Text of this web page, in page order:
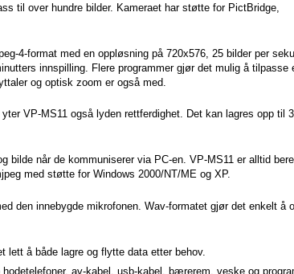
til over hundre bilder. Kameraet har støtte for PictBridge,
4-format med en oppløsning på 720x576, 25 bilder per
innspilling. Flere programmer gjør det mulig å tilpasse
og optisk zoom er også med.
VP-MS11 også lyden rettferdighet. Det kan lagres opp til
bilde når de kommuniserer via PC-en. VP-MS11 er alltid
med støtte for Windows 2000/NT/ME og XP.
den innebygde mikrofonen. Wav-formatet gjør det enkelt å
lett å både lagre og flytte data etter behov.
av-kabel, usb-kabel, bærerem, veske og